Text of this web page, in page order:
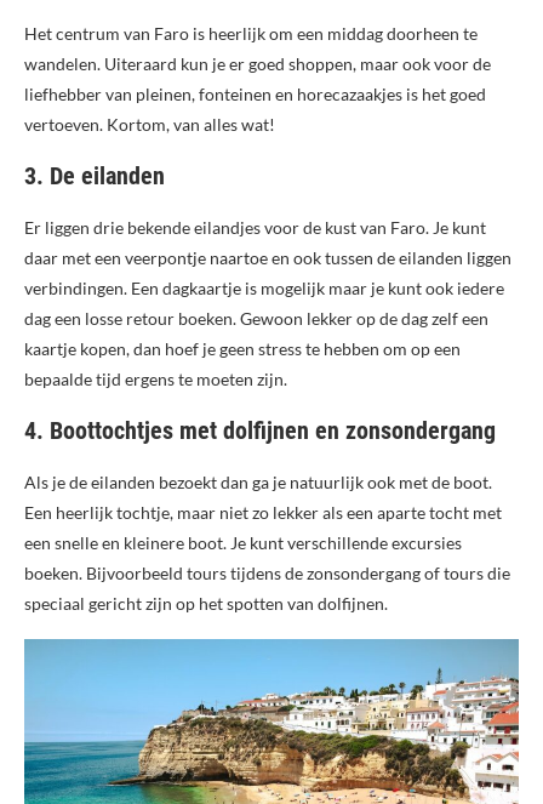
Het centrum van Faro is heerlijk om een middag doorheen te
wandelen. Uiteraard kun je er goed shoppen, maar ook voor de
liefhebber van pleinen, fonteinen en horecazaakjes is het goed
vertoeven. Kortom, van alles wat!
3. De eilanden
Er liggen drie bekende eilandjes voor de kust van Faro. Je kunt
daar met een veerpontje naartoe en ook tussen de eilanden liggen
verbindingen. Een dagkaartje is mogelijk maar je kunt ook iedere
dag een losse retour boeken. Gewoon lekker op de dag zelf een
kaartje kopen, dan hoef je geen stress te hebben om op een
bepaalde tijd ergens te moeten zijn.
4. Boottochtjes met dolfijnen en zonsondergang
Als je de eilanden bezoekt dan ga je natuurlijk ook met de boot.
Een heerlijk tochtje, maar niet zo lekker als een aparte tocht met
een snelle en kleinere boot. Je kunt verschillende excursies
boeken. Bijvoorbeeld tours tijdens de zonsondergang of tours die
speciaal gericht zijn op het spotten van dolfijnen.